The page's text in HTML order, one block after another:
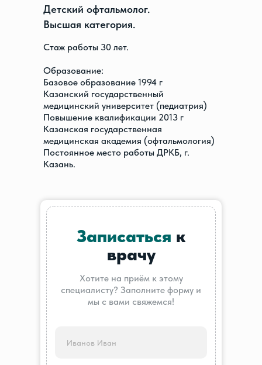
Детский офтальмолог.
Высшая категория.
Записаться к
врачу
Хотите на приём к этому
специалисту? Заполните форму и
мы с вами свяжемся!
Cтаж работы 30 лет.
Образование:
Базовое образование 1994 г
Казанский государственный
медицинский университет (педиатрия)
Повышение квалификации 2013 г
Казанская государственная
медицинская академия (офтальмология)
Постоянное место работы ДРКБ, г.
Казань.